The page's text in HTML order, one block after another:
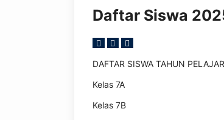
Daftar Siswa
DAFTAR SISWA TAHUN
Kelas 7A
Kelas 7B